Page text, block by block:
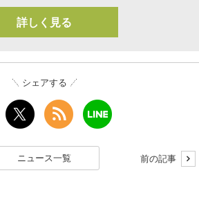
詳しく見る
シェアする
ニュース一覧 前の記事